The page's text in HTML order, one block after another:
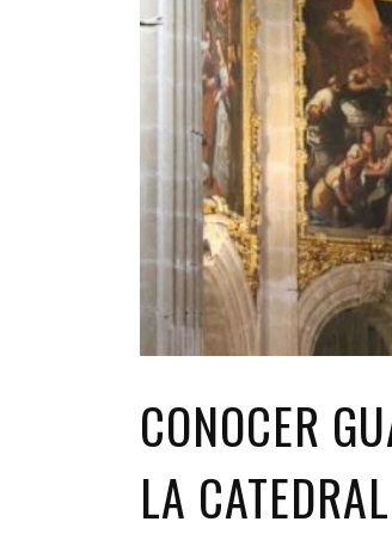
CONOCER
LA